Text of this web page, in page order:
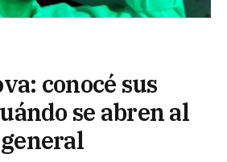
conocé sus
se abren al